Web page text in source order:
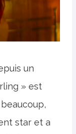
un
» est
star et a